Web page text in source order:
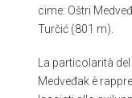
cime: Oštri
Turčić (801 m).
La particolarità
Medveđak è